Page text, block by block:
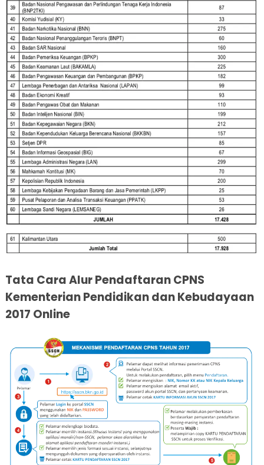
Tata Cara Alur Pendaftaran CPNS
Kementerian Pendidikan dan Kebudayaan
2017 Online